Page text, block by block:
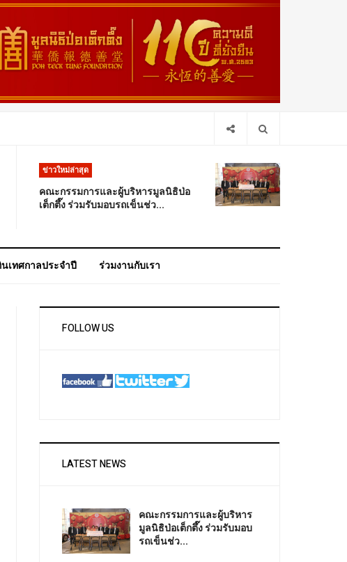
ข่าวใหม่ล่าสุด
คณะกรรมการและผู้บริหารมูลนิธิป่อ
เต็กตึ๊ง ร่วมรับมอบรถเข็นช่ว...
เทศกาลประจำปี ร่วมงานกับเรา
FOLLOW US
LATEST NEWS
คณะกรรมการและผู้บริหาร
มูลนิธิป่อเต็กตึ๊ง ร่วมรับมอบ
รถเข็นช่ว...